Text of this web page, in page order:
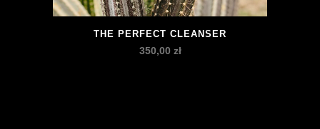
THE PERFECT CLEANSER
350,00 zł